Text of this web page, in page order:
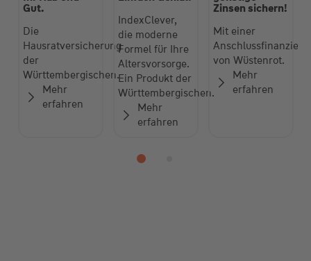
Sicherheit für
Ihr Hab und
Gut.
Die
Hausratversicherung
Württembergischen.
Genial einfach.
Einfach Genial.
IndexClever,
die moderne
Formel für Ihre
Altersvorsorge.
Ein Produkt der
Württembergischen.
Jetzt noch
günstige
Zinsen sichern!
Mit einer
von Wüstenrot.